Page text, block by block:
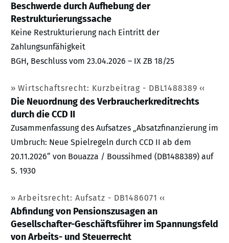
Beschwerde durch Aufhebung der
Restrukturierungssache
Keine Restrukturierung nach Eintritt der
Zahlungsunfähigkeit
BGH, Beschluss vom 23.04.2026 – IX ZB 18/25
Wirtschaftsrecht: Kurzbeitrag - DBL1488389
Die Neuordnung des Verbraucherkreditrechts
durch die CCD II
Zusammenfassung des Aufsatzes „Absatzfinanzierung im
Umbruch: Neue Spielregeln durch CCD II ab dem
20.11.2026“ von Bouazza / Boussihmed (DB1488389) auf
S. 1930
Arbeitsrecht: Aufsatz - DB1486071
Abfindung von Pensionszusagen an
Gesellschafter-Geschäftsführer im Spannungsfeld
von Arbeits- und Steuerrecht